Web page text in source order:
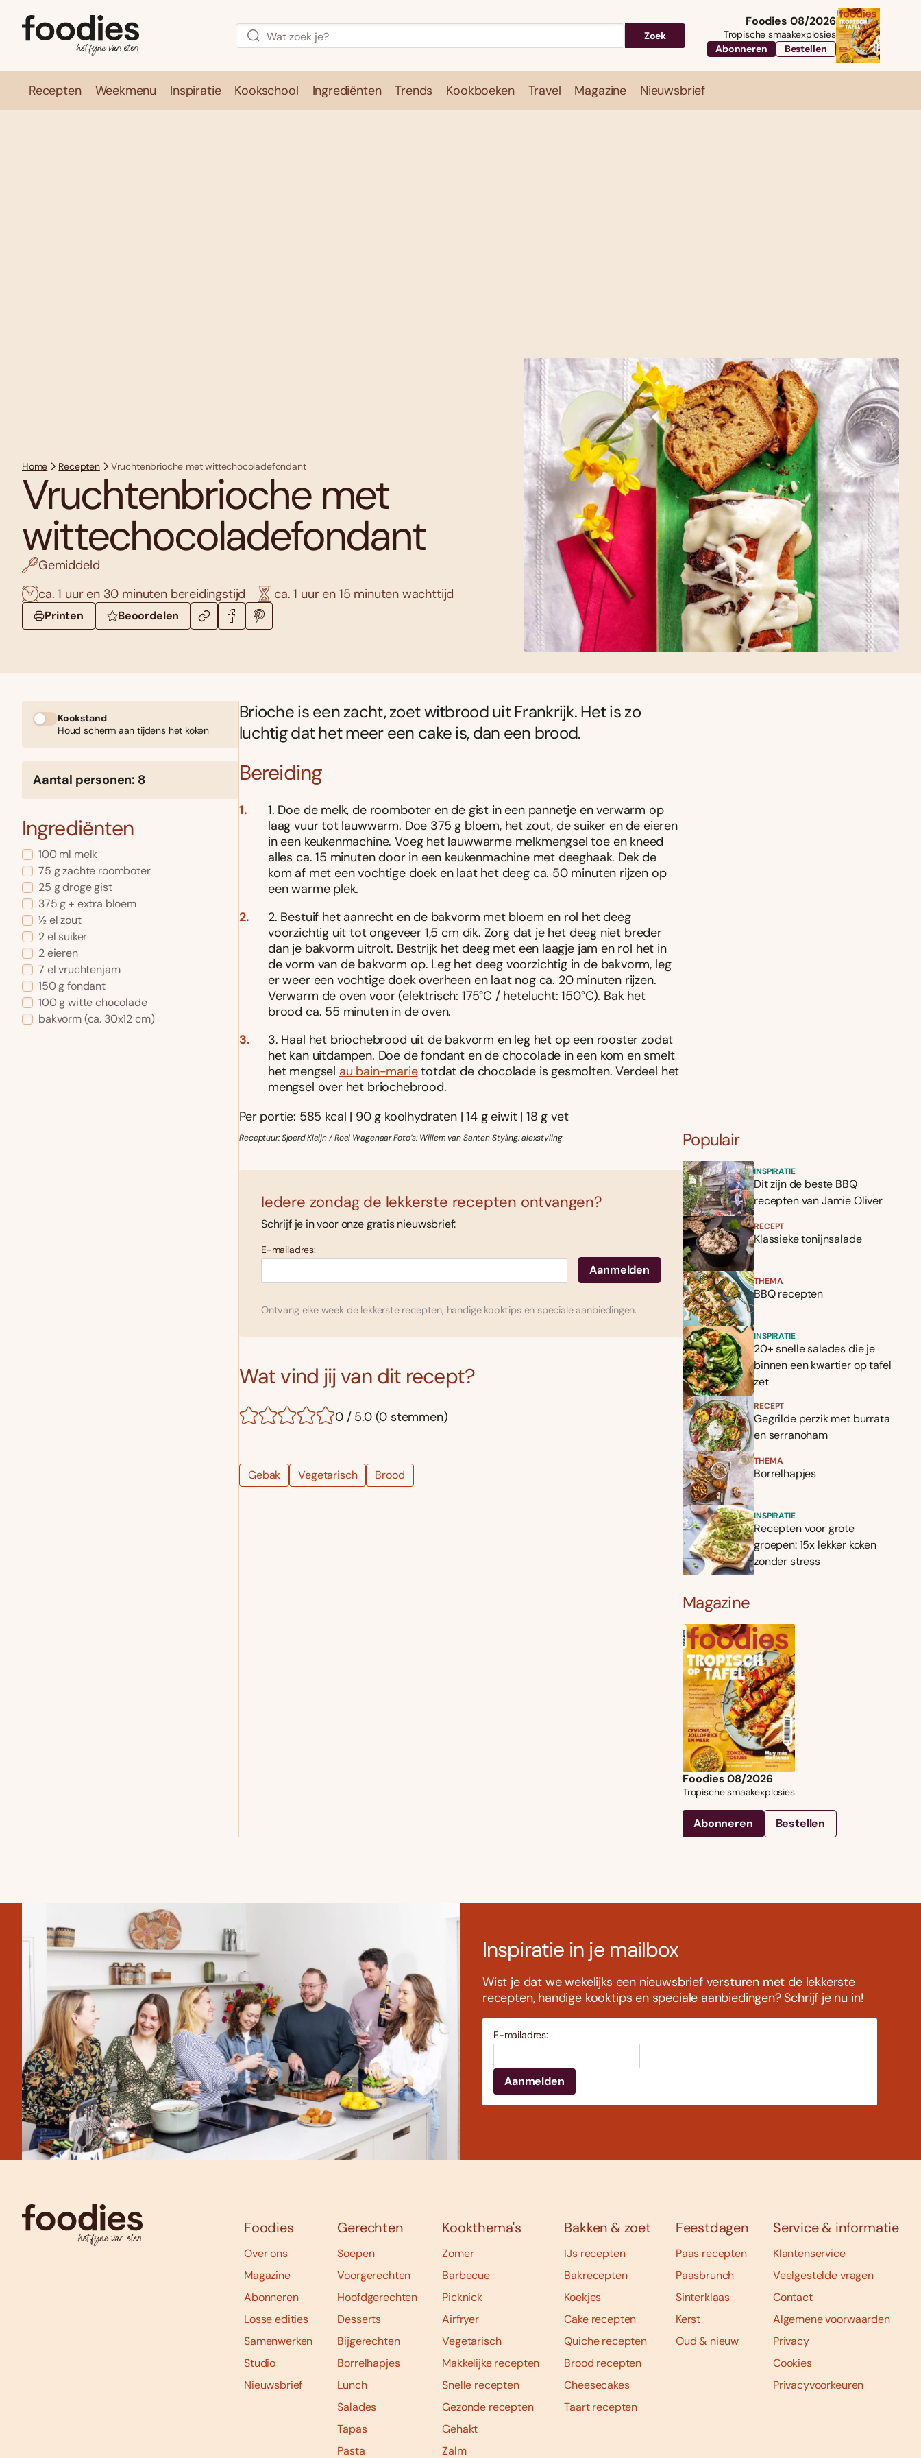
Zoek
Foodies 08/2026
Tropische smaakexplosies
Abonneren
Bestellen
Recepten Weekmenu Inspiratie Kookschool Ingrediënten Trends Kookboeken Travel Magazine Nieuwsbrief
Home Recepten Vruchtenbrioche met wittechocoladefondant
Vruchtenbrioche met
wittechocoladefondant
Gemiddeld
ca. 1 uur en 30 minuten bereidingstijd
ca. 1 uur en 15 minuten wachttijd
Printen Beoordelen
Kookstand
Houd scherm aan tijdens het koken
Aantal personen: 8
Ingrediënten
100 ml melk
75 g zachte roomboter
25 g droge gist
375 g + extra bloem
½ el zout
2 el suiker
2 eieren
7 el vruchtenjam
150 g fondant
100 g witte chocolade
bakvorm (ca. 30x12 cm)
Brioche is een zacht, zoet witbrood uit Frankrijk. Het is zo
luchtig dat het meer een cake is, dan een brood.
Bereiding
1. Doe de melk, de roomboter en de gist in een pannetje en verwarm op
laag vuur tot lauwwarm. Doe 375 g bloem, het zout, de suiker en de eieren
in een keukenmachine. Voeg het lauwwarme melkmengsel toe en kneed
alles ca. 15 minuten door in een keukenmachine met deeghaak. Dek de
kom af met een vochtige doek en laat het deeg ca. 50 minuten rijzen op
een warme plek.
2. Bestuif het aanrecht en de bakvorm met bloem en rol het deeg
voorzichtig uit tot ongeveer 1,5 cm dik. Zorg dat je het deeg niet breder
dan je bakvorm uitrolt. Bestrijk het deeg met een laagje jam en rol het in
de vorm van de bakvorm op. Leg het deeg voorzichtig in de bakvorm, leg
er weer een vochtige doek overheen en laat nog ca. 20 minuten rijzen.
Verwarm de oven voor (elektrisch: 175°C / hetelucht: 150°C). Bak het
brood ca. 55 minuten in de oven.
3. Haal het briochebrood uit de bakvorm en leg het op een rooster zodat
het kan uitdampen. Doe de fondant en de chocolade in een kom en smelt
het mengsel au bain-marietotdat de chocolade is gesmolten. Verdeel het
mengsel over het briochebrood.
Per portie: 585 kcal | 90 g koolhydraten | 14 g eiwit | 18 g vet
Receptuur: Sjoerd Kleijn / Roel Wagenaar Foto’s: Willem van Santen Styling: alexstyling
Iedere zondag de lekkerste recepten ontvangen?
Schrijf je in voor onze gratis nieuwsbrief:
E-mailadres:
Ontvang elke week de lekkerste recepten, handige kooktips en speciale aanbiedingen.
Wat vind jij van dit recept?
0 / 5.0 (0 stemmen)
Gebak Vegetarisch Brood
Populair
INSPIRATIE
Dit zijn de beste BBQ
recepten van Jamie Oliver
RECEPT
Klassieke tonijnsalade
THEMA
BBQ recepten
INSPIRATIE
20+ snelle salades die je
binnen een kwartier op tafel
zet
RECEPT
Gegrilde perzik met burrata
en serranoham
THEMA
Borrelhapjes
INSPIRATIE
Recepten voor grote
groepen: 15x lekker koken
zonder stress
Magazine
Foodies 08/2026
Tropische smaakexplosies
Abonneren Bestellen
Inspiratie in je mailbox
Wist je dat we wekelijks een nieuwsbrief versturen met de lekkerste
recepten, handige kooktips en speciale aanbiedingen? Schrijf je nu in!
E-mailadres:
Foodies
Over ons
Magazine
Abonneren
Losse edities
Samenwerken
Studio
Nieuwsbrief
Gerechten
Soepen
Voorgerechten
Hoofdgerechten
Desserts
Bijgerechten
Borrelhapjes
Lunch
Salades
Tapas
Pasta
Kookthema's
Zomer
Barbecue
Picknick
Airfryer
Vegetarisch
Makkelijke recepten
Snelle recepten
Gezonde recepten
Gehakt
Zalm
Bakken & zoet
IJs recepten
Bakrecepten
Koekjes
Cake recepten
Quiche recepten
Brood recepten
Cheesecakes
Taart recepten
Feestdagen
Paas recepten
Paasbrunch
Sinterklaas
Kerst
Oud & nieuw
Service & informatie
Klantenservice
Veelgestelde vragen
Contact
Algemene voorwaarden
Privacy
Cookies
Privacyvoorkeuren